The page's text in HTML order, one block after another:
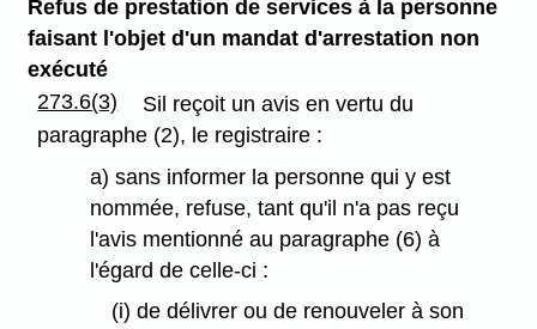
Refus de prestation de services à la personne
faisant l'objet d'un mandat d'arrestation non
exécuté
273.6(3)
Sil reçoit un avis en vertu du
paragraphe (2), le registraire :
a) sans informer la personne qui y est
nommée, refuse, tant qu'il n'a pas reçu
l'avis mentionné au paragraphe (6) à
l'égard de celle-ci :
(i) de délivrer ou de renouveler à son